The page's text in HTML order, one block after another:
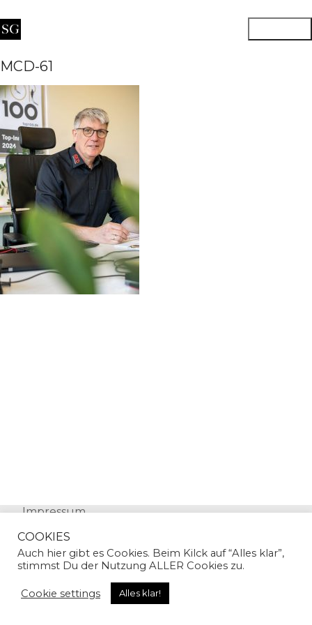
MCD-61
Impressum
© Copyright 2024 | Sandra Gallian | All Rights
COOKIES
Auch hier gibt es Cookies. Beim Kilck auf “Alles klar”,
stimmst Du der Nutzung ALLER Cookies zu.
Cookie settings Alles klar!